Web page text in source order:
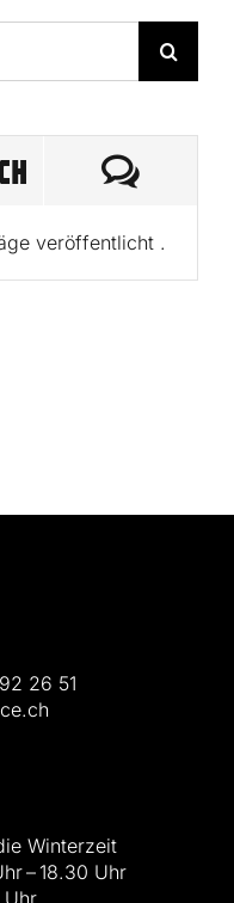
veröffentlicht .
26 51
Winterzeit
– 18.30 Uhr